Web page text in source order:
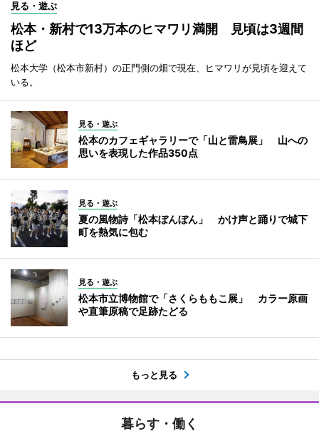
見る・遊ぶ
松本・新村で13万本のヒマワリ満開 見頃は3週間
ほど
松本大学（松本市新村）の正門側の畑で現在、ヒマワリが見頃を迎えて
いる。
見る・遊ぶ
松本のカフェギャラリーで「山と雷鳥展」 山への
思いを表現した作品350点
見る・遊ぶ
夏の風物詩「松本ぼんぼん」 かけ声と踊りで城下
町を熱気に包む
見る・遊ぶ
松本市立博物館で「さくらももこ展」 カラー原画
や直筆原稿で足跡たどる
もっと見る
暮らす・働く